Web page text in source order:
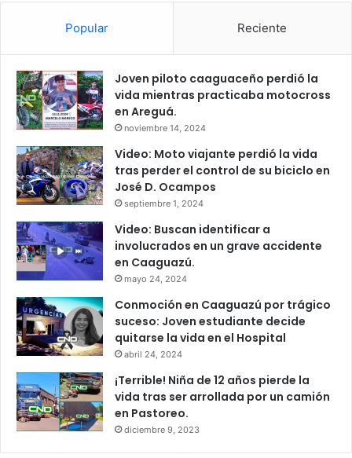
Popular Reciente
Joven piloto caaguaceño perdió la
vida mientras practicaba motocross
en Areguá.
noviembre 14, 2024
Video: Moto viajante perdió la vida
tras perder el control de su biciclo en
José D. Ocampos
septiembre 1, 2024
Video: Buscan identificar a
involucrados en un grave accidente
en Caaguazú.
mayo 24, 2024
Conmoción en Caaguazú por trágico
suceso: Joven estudiante decide
quitarse la vida en el Hospital
abril 24, 2024
¡Terrible! Niña de 12 años pierde la
vida tras ser arrollada por un camión
en Pastoreo.
diciembre 9, 2023